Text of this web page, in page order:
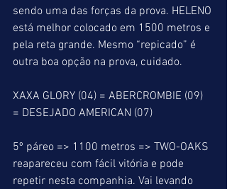
sendo uma das forças da prova. HELENO
está melhor colocado em 1500 metros e
pela reta grande. Mesmo “repicado” é
outra boa opção na prova, cuidado.
XAXA GLORY (04) = ABERCROMBIE (09)
= DESEJADO AMERICAN (07)
5º páreo => 1100 metros => TWO-OAKS
reapareceu com fácil vitória e pode
repetir nesta companhia. Vai levando